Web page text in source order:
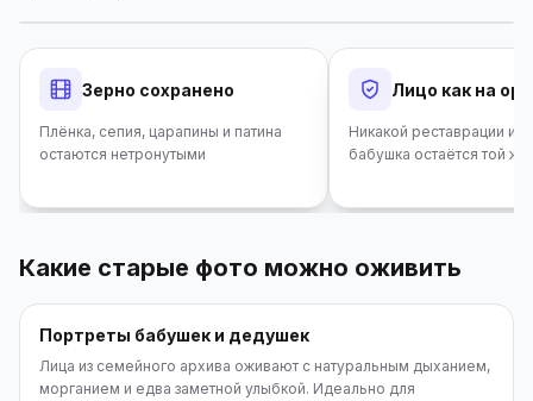
ДЕМО
Зерно сохранено
Плёнка, сепия, царапины и патина
остаются нетронутыми
Лицо как на
Никакой реставрации и
бабушка остаётся той же
Какие старые фото можно оживить
Портреты бабушек и дедушек
Лица из семейного архива оживают с натуральным дыханием,
морганием и едва заметной улыбкой. Идеально для